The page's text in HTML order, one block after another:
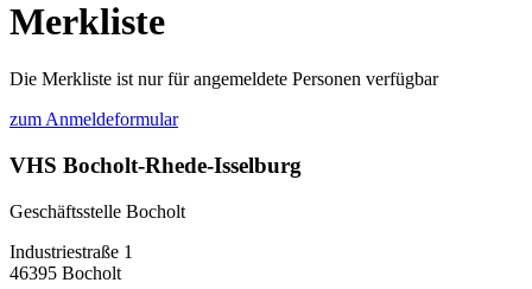
Merkliste
Die Merkliste ist nur für angemeldete Personen verfügbar
zum Anmeldeformular
VHS Bocholt-Rhede-Isselburg
Geschäftsstelle Bocholt
Industriestraße 1
46395 Bocholt